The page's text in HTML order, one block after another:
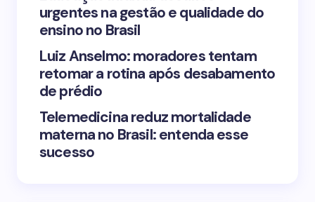
Submit Comment
urgentes na gestão e qualidade do
ensino no Brasil
Luiz Anselmo: moradores tentam
retomar a rotina após desabamento
de prédio
Telemedicina reduz mortalidade
materna no Brasil: entenda esse
sucesso